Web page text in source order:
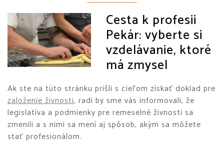
Cesta k profesii
Pekár: vyberte si
vzdelávanie, ktoré
má zmysel
Ak ste na túto stránku prišli s cieľom získať doklad pre
založenie živnosti, radi by sme vás informovali, že
legislatíva a podmienky pre remeselné živnosti sa
zmenili a s nimi sa mení aj spôsob, akým sa môžete
stať profesionálom.